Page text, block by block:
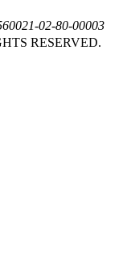
02-80-00003
RESERVED.